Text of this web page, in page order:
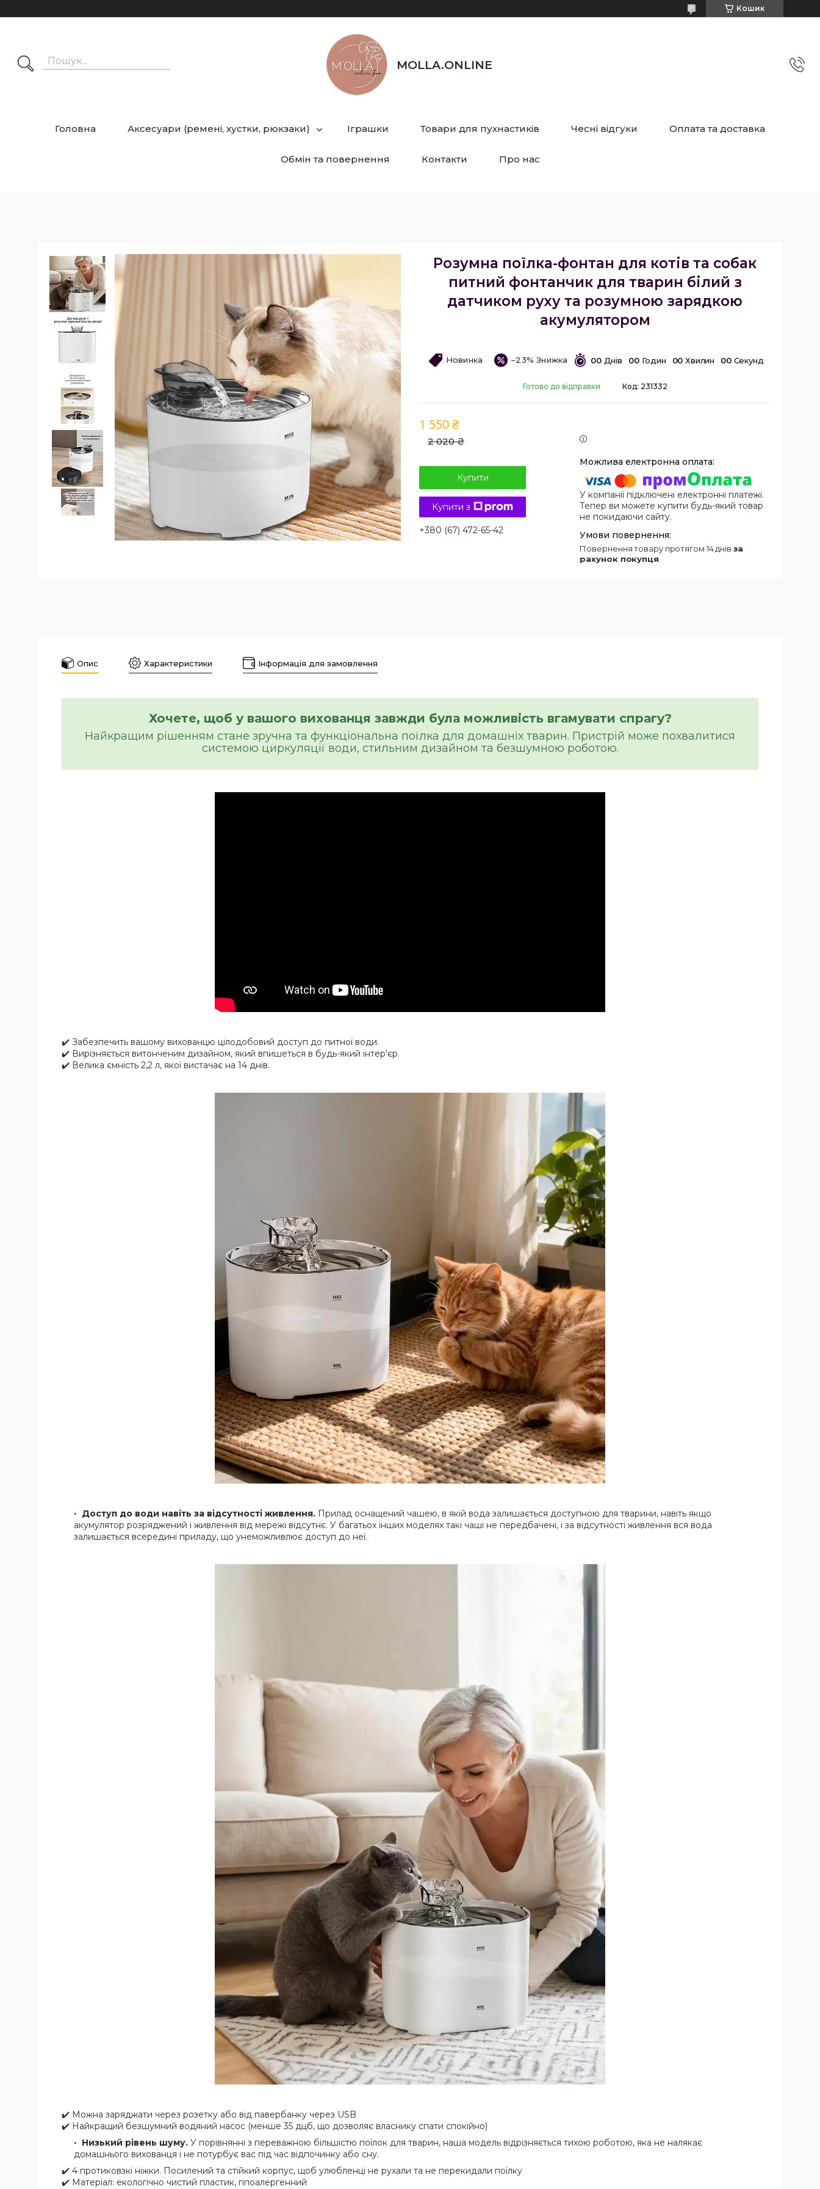
Кошик
MOLLA.ONLINE
Головна Аксесуари (ремені, хустки, рюкзаки) Іграшки Товари для пухнастиків Чесні відгуки Оплата та доставка
Обмін та повернення Контакти Про нас
Розумна поїлка-фонтан для котів та собак
питний фонтанчик для тварин білий з
датчиком руху та розумною зарядкою
акумулятором
Новинка –23% 00 Днів 00 Годин 00 Хвилин 00 Секунд
Готово до відправки Код: 231332
2 020 ₴
1 550 ₴
Купити
Купити з
+380 (67) 472-65-42
У компанії підключені електронні платежі.
Тепер ви можете купити будь-який товар
не покидаючи сайту.
повернення товару протягом 14 днів за
рахунок покупця
Опис Характеристики Інформація для замовлення
Хочете, щоб у вашого вихованця завжди була можливість вгамувати спрагу?
Найкращим рішенням стане зручна та функціональна поїлка для домашніх тварин. Пристрій може похвалитися
системою циркуляції води, стильним дизайном та безшумною роботою.
✔️ Забезпечить вашому вихованцю цілодобовий доступ до питної води.
✔️ Вирізняється витонченим дизайном, який впишеться в будь-який інтер'єр.
✔️ Велика ємність 2,2 л, якої вистачає на 14 днів.
Доступ до води навіть за відсутності живлення. Прилад оснащений чашею, в якій вода залишається доступною для тварини, навіть якщо
акумулятор розряджений і живлення від мережі відсутнє. У багатьох інших моделях такі чаші не передбачені, і за відсутності живлення вся вода
залишається всередині приладу, що унеможливлює доступ до неї.
✔️ Можна заряджати через розетку або від павербанку через USB
✔️ Найкращий безшумний водяний насос (менше 35 дцб, що дозволяє власнику спати спокійно)
Низький рівень шуму. У порівнянні з переважною більшістю поїлок для тварин, наша модель відрізняється тихою роботою, яка не налякає
домашнього вихованця і не потурбує вас під час відпочинку або сну.
✔️ 4 протиковзкі ніжки. Посилений та стійкий корпус, щоб улюбленці не рухали та не перекидали поїлку
✔️ Матеріал: екологічно чистий пластик, гіпоалергенний